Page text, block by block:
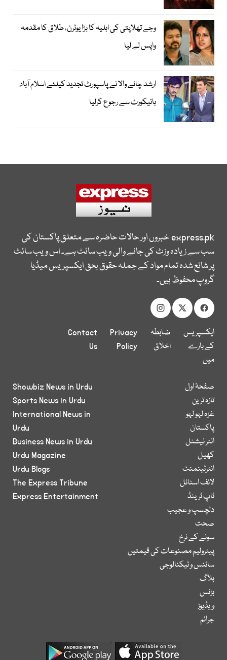
وجے تھلاپتی کی اہلیہ کا بڑا یوٹرن، طلاق کا مقدمہ
واپس لے لیا
ارشد چائے والا نے پاسپورٹ تجدید کیلئے اسلام آباد
ہائیکورٹ سے رجوع کرلیا
express.pkخبروں اور حالات حاضرہ سے متعلق پاکستان کی
سب سے زیادہ وزٹ کی جانے والی ویب سائٹ ہے۔ اس ویب سائٹ
پر شائع شدہ تمام مواد کے جملہ حقوق بحق ایکسپریس میڈیا
گروپ محفوظ ہیں۔
ایکسپریس
کے بارے
میں
ضابطہ
اخلاق
Privacy
Policy
Contact
Us
صفحۂ اول
تازہ ترین
غزہ لہو لہو
پاکستان
انٹر نیشنل
کھیل
انٹرٹینمنٹ
لائف اسٹائل
ٹاپ ٹرینڈ
دلچسپ و عجیب
صحت
سونے کے نرخ
پیٹرولیم مصنوعات کی قیمتیں
سائنس و ٹیکنالوجی
بلاگ
بزنس
ویڈیوز
جرائم
Showbiz News in Urdu
Sports News in Urdu
International News in
Urdu
Business News in Urdu
Urdu Magazine
Urdu Blogs
The Express Tribune
Express Entertainment